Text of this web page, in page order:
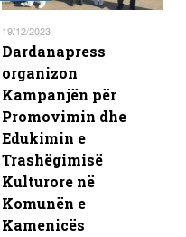
19/12/2023
Dardanapress
organizon
Kampanjën për
Promovimin dhe
Edukimin e
Trashëgimisë
Kulturore në
Komunën e
Kamenicës